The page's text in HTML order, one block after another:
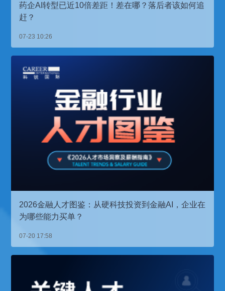
药企AI转型已近10倍差距！差在哪？落后者该如何追
赶？
07-23 10:26
2026金融人才图鉴：从硬科技投资到金融AI，企业在
为哪些能力买单？
07-20 17:58